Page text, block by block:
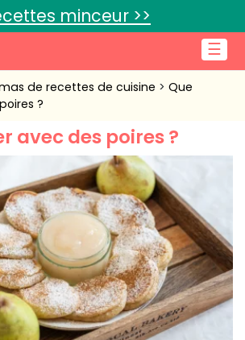
☰
minceur >>
Connexion
de recettes de cuisine
Que
?
avec des poires ?